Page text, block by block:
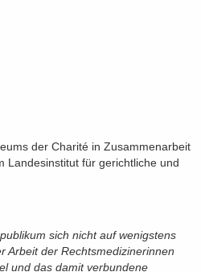
der Charité in Zusammenarbeit
Landesinstitut für gerichtliche und
sich nicht auf wenigstens
Arbeit der Rechtsmedizinerinnen
und das damit verbundene